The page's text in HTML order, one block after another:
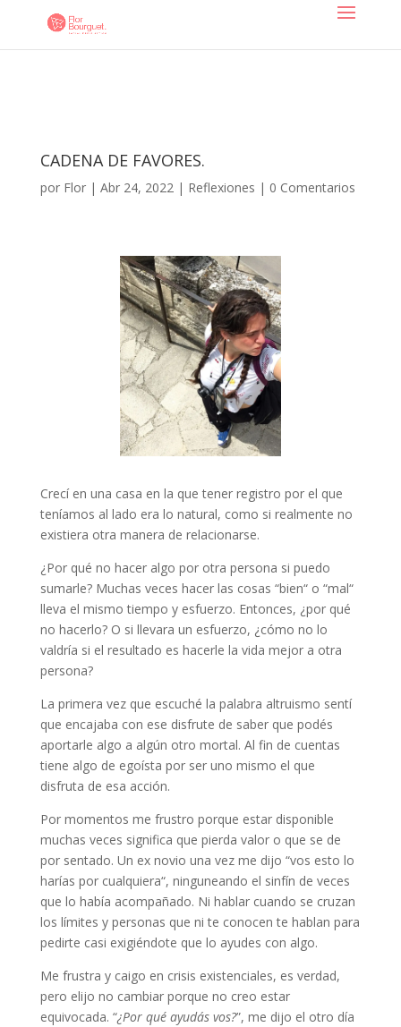
CADENA DE FAVORES.
por Flor| Abr 24, 2022| Reflexiones | 0 Comentarios
Crecí en una casa en la que tener registro por el que
teníamos al lado era lo natural, como si realmente no
existiera otra manera de relacionarse.
¿Por qué no hacer algo por otra persona si puedo
sumarle? Muchas veces hacer las cosas “bien“ o “mal“
lleva el mismo tiempo y esfuerzo. Entonces, ¿por qué
no hacerlo? O si llevara un esfuerzo, ¿cómo no lo
valdría si el resultado es hacerle la vida mejor a otra
persona?
La primera vez que escuché la palabra altruismo sentí
que encajaba con ese disfrute de saber que podés
aportarle algo a algún otro mortal. Al fin de cuentas
tiene algo de egoísta por ser uno mismo el que
disfruta de esa acción.
Por momentos me frustro porque estar disponible
muchas veces significa que pierda valor o que se de
por sentado. Un ex novio una vez me dijo “vos esto lo
harías por cualquiera“, ninguneando el sinfín de veces
que lo había acompañado. Ni hablar cuando se cruzan
los límites y personas que ni te conocen te hablan para
pedirte casi exigiéndote que lo ayudes con algo.
Me frustra y caigo en crisis existenciales, es verdad,
pero elijo no cambiar porque no creo estar
equivocada. “¿Por qué ayudás vos?”, me dijo el otro día